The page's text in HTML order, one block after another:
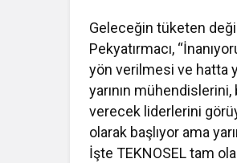
Geleceğin tüketen
Pekyatırmacı,
yön verilmesi ve hatta
yarının mühendislerini,
verecek liderlerini
olarak başlıyor ama
İşte TEKNOSEL tam